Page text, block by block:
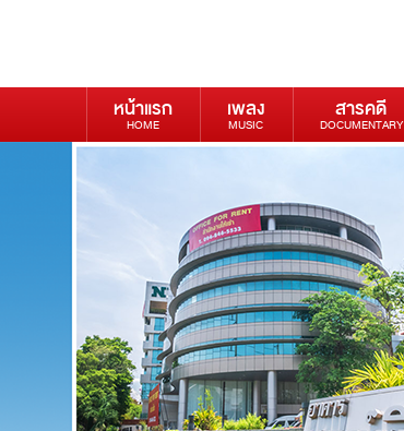
หน้าแรก
HOME
เพลง
MUSIC
สารคดี
DOCUMENTARY